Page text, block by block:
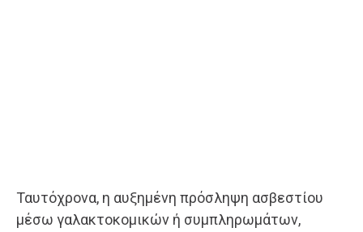
Ταυτόχρονα, η αυξημένη πρόσληψη ασβεστίου
μέσω γαλακτοκομικών ή συμπληρωμάτων,